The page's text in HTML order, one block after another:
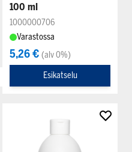
100 ml
1000000706
Varastossa
5,26 € (alv 0%)
Esikatselu